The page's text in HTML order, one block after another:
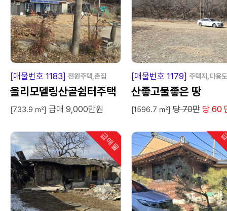
급 매 물
[매물번호 1183] 전원주택,촌집
올리모델링산골쉼터주택
[733.9 ㎡] 급매 9,000만원
급 매
[매물번호 1179] 주택지,다용
산좋고물좋은 땅
[1596.7 ㎡] 당 70만 당 60
급매물
인기